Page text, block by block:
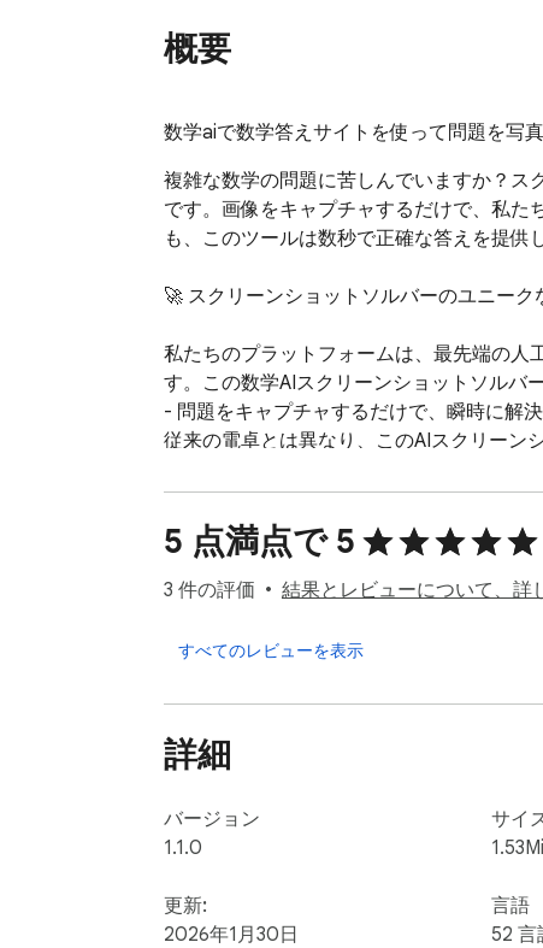
概要
数学aiで数学答えサイトを使って問題を写
複雑な数学の問題に苦しんでいますか？ス
です。画像をキャプチャするだけで、私た
も、このツールは数秒で正確な答えを提供
🚀 スクリーンショットソルバーのユニーク
私たちのプラットフォームは、最先端の人
す。この数学AIスクリーンショットソルバ
- 問題をキャプチャするだけで、瞬時に解決
従来の電卓とは異なり、このAIスクリーン
✨ 主な機能
1️⃣ 即時問題認識 私たちの技術は、高度な
2️⃣ ステップバイステップの解決策 答えだ
3️⃣ 複数の分野をカバー
➤ 代数と方程式
➤ 幾何学と三角法
➤ 統計と確率
4️⃣ スクリーンショット分析機能 この写真
5 点満点で 5
3 件の評価 結果とレビューについて、詳
すべてのレビューを表示
詳細
バージョン
1.1.0
更新:
2026年1月30日
サイ
言語
52 言